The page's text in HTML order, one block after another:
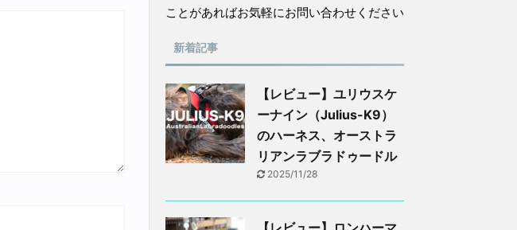
ことがあればお気軽にお問い合わせください
新着記事
【レビュー】ユリウスケ
ーナイン（Julius-K9）
のハーネス、オーストラ
リアンラブラドゥードル
2025/11/28